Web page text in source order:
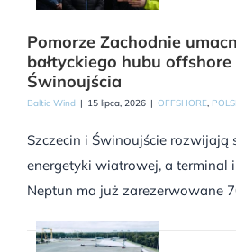
Pomorze Zachodnie
bałtyckiego hubu offshore
Świnoujścia
Baltic Wind | 15 lipca, 2026 | OFFSHORE,
Szczecin i Świnoujście rozwijają
energetyki wiatrowej, a terminal
Neptun ma już zarezerwowane